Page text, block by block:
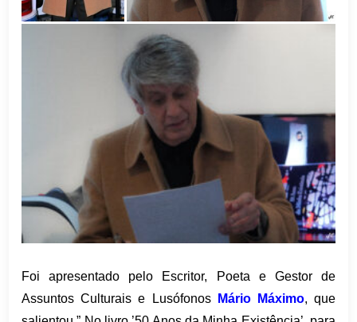
Foi apresentado pelo Escritor, Poeta e Gestor de
Assuntos Culturais e Lusófonos
Mário Máximo, que